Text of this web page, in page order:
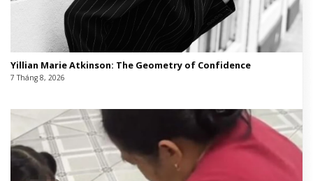
Yillian Marie Atkinson: The Geometry of Confidence
7 Tháng 8, 2026